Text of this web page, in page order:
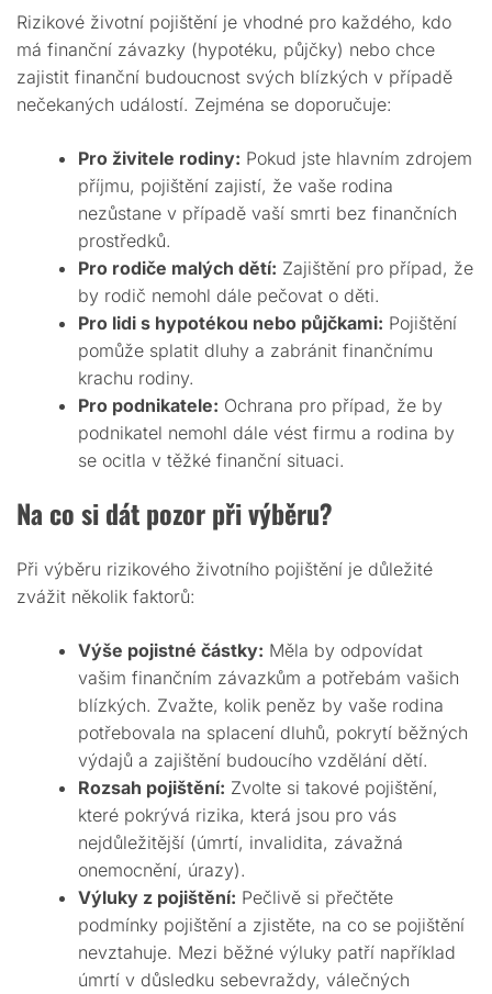
Rizikové životní pojištění je vhodné pro každého, kdo
má finanční závazky (hypotéku, půjčky) nebo chce
zajistit finanční budoucnost svých blízkých v případě
nečekaných událostí. Zejména se doporučuje:
Pro živitele rodiny: Pokud jste hlavním zdrojem
příjmu, pojištění zajistí, že vaše rodina
nezůstane v případě vaší smrti bez finančních
prostředků.
Pro rodiče malých dětí: Zajištění pro případ, že
by rodič nemohl dále pečovat o děti.
Pro lidi s hypotékou nebo půjčkami: Pojištění
pomůže splatit dluhy a zabránit finančnímu
krachu rodiny.
Pro podnikatele: Ochrana pro případ, že by
podnikatel nemohl dále vést firmu a rodina by
se ocitla v těžké finanční situaci.
Na co si dát pozor při výběru?
Při výběru rizikového životního pojištění je důležité
zvážit několik faktorů:
Výše pojistné částky: Měla by odpovídat
vašim finančním závazkům a potřebám vašich
blízkých. Zvažte, kolik peněz by vaše rodina
potřebovala na splacení dluhů, pokrytí běžných
výdajů a zajištění budoucího vzdělání dětí.
Rozsah pojištění: Zvolte si takové pojištění,
které pokrývá rizika, která jsou pro vás
nejdůležitější (úmrtí, invalidita, závažná
onemocnění, úrazy).
Výluky z pojištění: Pečlivě si přečtěte
podmínky pojištění a zjistěte, na co se pojištění
nevztahuje. Mezi běžné výluky patří například
úmrtí v důsledku sebevraždy, válečných